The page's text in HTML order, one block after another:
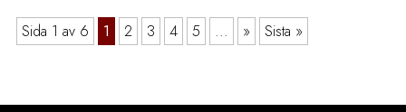
Sida 1 av 6 1 2 3 4 5 ... » Sista »